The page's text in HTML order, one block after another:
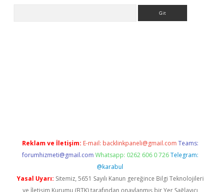
Reklam ve İletişim: E-mail: backlinkpaneli@gmail.com Teams:
forumhizmeti@gmail.com Whatsapp: 0262 606 0 726 Telegram:
@karabul
Yasal Uyarı: Sitemiz, 5651 Sayılı Kanun gereğince Bilgi Teknolojileri
ve İletişim Kurumu (BTK) tarafından onaylanmış bir Yer Sağlayıcı